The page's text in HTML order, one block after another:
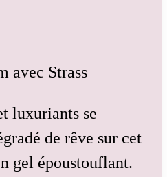
luxuriants se
de rêve sur cet
gel époustouflant.